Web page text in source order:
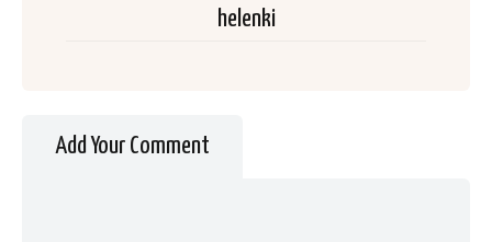
helenki
Add Your Comment